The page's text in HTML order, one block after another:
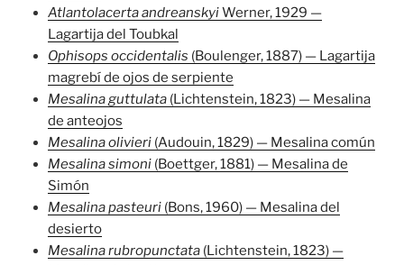
Atlantolacerta andreanskyiWerner, 1929 —
Lagartija del Toubkal
Ophisops occidentalis (Boulenger, 1887) — Lagartija
magrebí de ojos de serpiente
Mesalina guttulata(Lichtenstein, 1823) — Mesalina
de anteojos
Mesalina olivieri(Audouin, 1829) — Mesalina común
Mesalina simoni(Boettger, 1881) — Mesalina de
Simón
Mesalina pasteuri(Bons, 1960) — Mesalina del
desierto
Mesalina rubropunctata(Lichtenstein, 1823) —